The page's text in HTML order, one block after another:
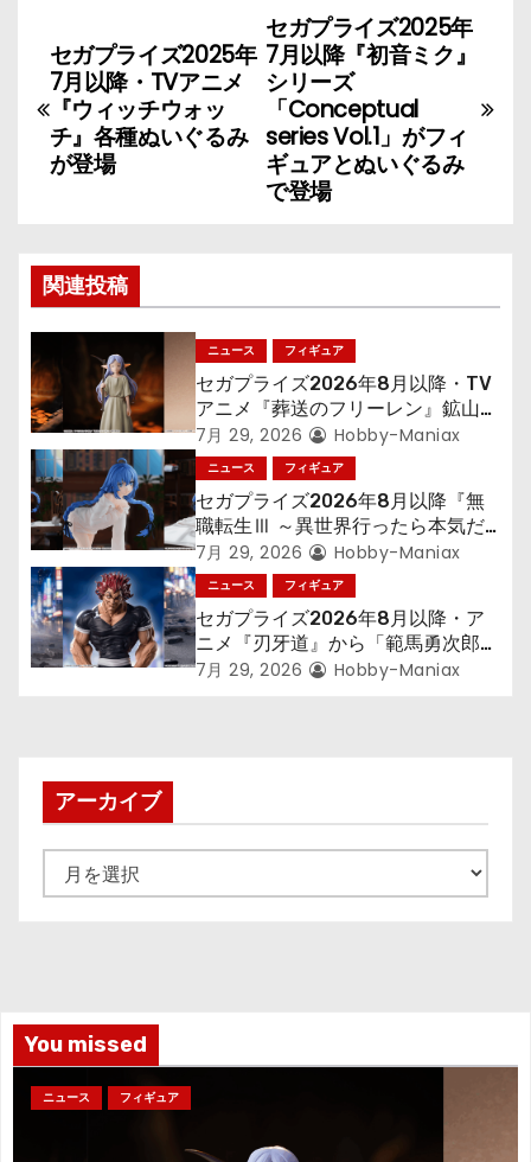
投
稿
ナ
ビ
ー
シ
ョ
ン
セガプライズ2025年
7月以降『初音ミク』
シリーズ
「Conceptual
series Vol.1」がフィ
ギュアとぬいぐるみ
で登場
セガプライズ2025年
7月以降・TVアニメ
『ウィッチウォッ
チ』各種ぬいぐるみ
が登場
関連投稿
ニュース フィギュア
セガプライズ2026年8月以降・TV
アニメ『葬送のフリーレン』鉱山で
300年働くことになっっちゃった
「フリーレン」を立体化！
7月 29, 2026 Hobby-Maniax
ニュース フィギュア
セガプライズ2026年8月以降『無
職転生Ⅲ ～異世界行ったら本気だ
す～』から「ロキシー」のフィギュ
アが登場！
7月 29, 2026 Hobby-Maniax
ニュース フィギュア
セガプライズ2026年8月以降・ア
ニメ『刃牙道』から「範馬勇次郎」
が登場ッッ!!
7月 29, 2026 Hobby-Maniax
アーカイブ
ー
You missed
ニュース フィギュア